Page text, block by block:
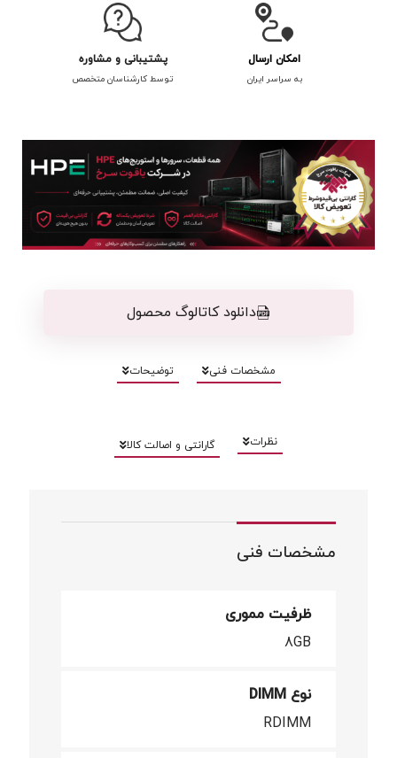
امکان ارسال
به سراسر ایران
پشتیبانی و مشاوره
توسط کارشناسان متخصص
دانلود کاتالوگ محصول
مشخصات فنی توضیحات
نظرات گارانتی و اصالت کالا
مشخصات فنی
ظرفیت مموری
8GB
نوع DIMM
RDIMM